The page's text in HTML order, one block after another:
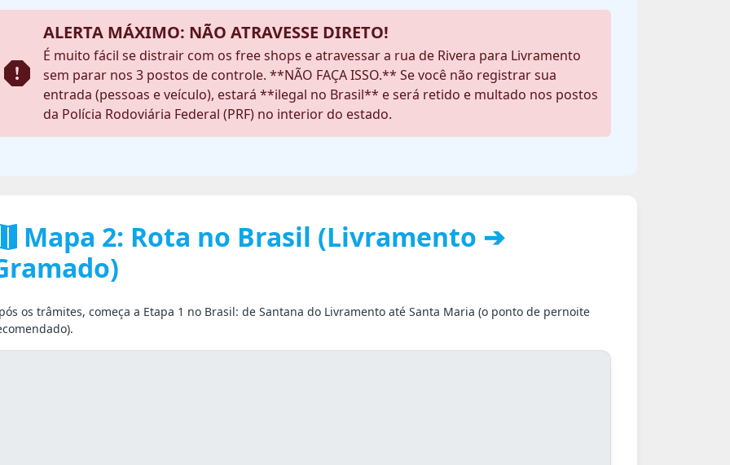
ALERTA MÁXIMO: NÃO ATRAVESSE DIRETO!
É muito fácil se distrair com os free shops e atravessar a rua de Rivera para Livramento
sem parar nos 3 postos de controle. **NÃO FAÇA ISSO.** Se você não registrar sua
entrada (pessoas e veículo), estará **ilegal no Brasil** e será retido e multado nos postos
da Polícia Rodoviária Federal (PRF) no interior do estado.
Mapa 2: Rota no Brasil (Livramento ➔
os trâmites, começa a Etapa 1 no Brasil: de Santana do Livramento até Santa Maria (o ponto de pernoite